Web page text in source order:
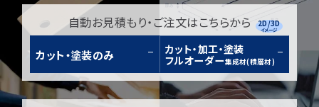
自動お見積もり・ご注文はこちらから
カット・塗装のみ
カット・加工・塗装
フルオーダー集成材(積層材)
2D/3D
イメージ